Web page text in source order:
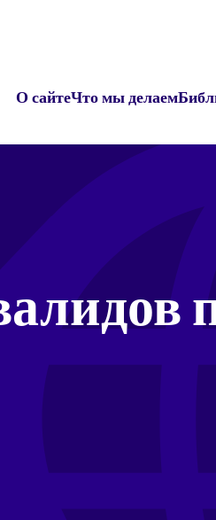
О сайтеЧто мы делаем